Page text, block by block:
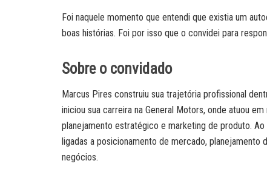
Foi naquele momento que entendi que existia um
boas histórias. Foi por isso que o convidei para
Sobre o convidado
Marcus Pires construiu sua trajetória profissional
iniciou sua carreira na General Motors, onde atuou
planejamento estratégico e marketing de produto.
ligadas a posicionamento de mercado,
negócios.